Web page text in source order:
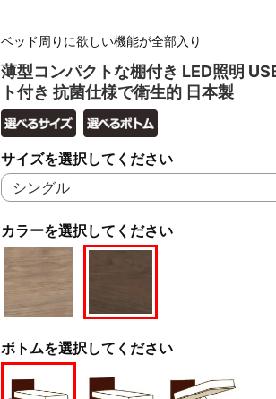
ベッド周りに欲しい機能が全部入り
薄型コンパクトな棚付き LED照明
ト付き 抗菌仕様で衛生的 日本製
カラーを選択してください
サイズを選択してください
ボトムを選択してください